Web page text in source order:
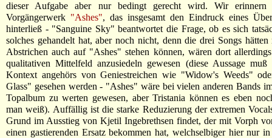
dieser Aufgabe aber nur bedingt gerecht wird. Wir
Vorgängerwerk "Ashes", das insgesamt den Eindruck eines
hinterließ - "Sanguine Sky" beantwortet die Frage, ob es sich
solches gehandelt hat, aber noch nicht, denn die drei Songs hätten
Abstrichen auch auf "Ashes" stehen können, wären dort
qualitativen Mittelfeld anzusiedeln gewesen (diese Aussage
Kontext angehörs von Geniestreichen wie "Widow's Weeds"
Glass" gesehen werden - "Ashes" wäre bei vielen anderen Bands
Topalbum zu werten gewesen, aber Tristania können es eben
man weiß). Auffällig ist die starke Reduzierung der extremen
Grund im Ausstieg von Kjetil Ingebrethsen findet, der mit Vorph
einen gastierenden Ersatz bekommen hat, welchselbiger hier nur